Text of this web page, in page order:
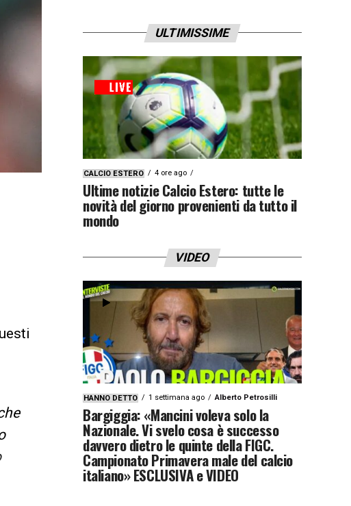
ULTIMISSIME
CALCIO ESTERO 4 ore ago
Ultime notizie Calcio Estero: tutte le
novità del giorno provenienti da tutto il
mondo
VIDEO
HANNO DETTO 1 settimana ago Alberto Petrosilli
Bargiggia: «Mancini voleva solo la
Nazionale. Vi svelo cosa è successo
davvero dietro le quinte della FIGC.
Campionato Primavera male del calcio
italiano» ESCLUSIVA e VIDEO